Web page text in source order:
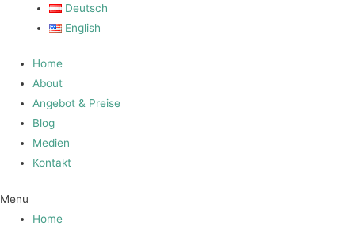
Deutsch
English
Home
About
Angebot & Preise
Blog
Medien
Kontakt
Menu
Home